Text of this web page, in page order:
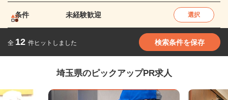
条件 未経験歓迎 選択
全 12 件ヒットしました 検索条件を保存
埼玉県のピックアップPR求人